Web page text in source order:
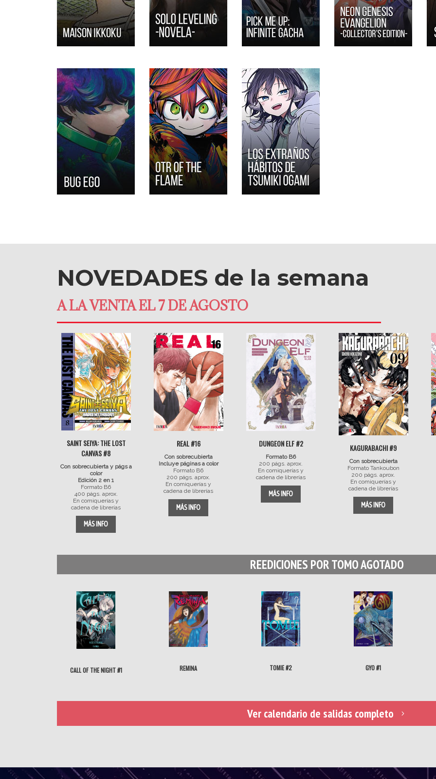
NOVEDADES de la semana
A LA VENTA EL 7 DE AGOSTO
SAINT SEIYA: THE LOST
CANVAS #8
Con sobrecubierta y págs a
color
Edición 2 en 1
Formato B6
400 págs. aprox.
En comiquerías y
cadena de librerías
MÁS INFO
REAL #16
Con sobrecubierta
Incluye páginas a color
Formato B6
200 págs. aprox.
En comiquerías y
cadena de librerías
MÁS INFO
DUNGEON ELF #2
Formato B6
200 págs. aprox.
En comiquerías y
cadena de librerías
MÁS INFO
KAGURABACHI #9
Con sobrecubierta
Formato Tankoubon
200 págs. aprox.
En comiquerías y
cadena de librerías
MÁS INFO
REEDICIONES POR TOMO AGOTADO
CALL OF THE NIGHT #1 REMINA TOMIE #2 GYO #1
Ver calendario de salidas completo